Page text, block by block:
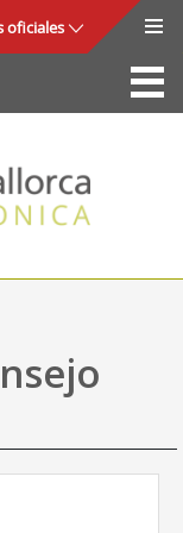
oficiales
La Sede
de Mallorca
y seguridad
Utilidades
Mapa web
Ayuda